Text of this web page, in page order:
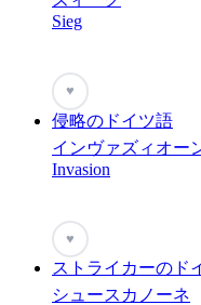
Sieg
♥
侵略のドイツ語
インヴァズィオー
Invasion
♥
ストライカーのド
シュースカノーネ